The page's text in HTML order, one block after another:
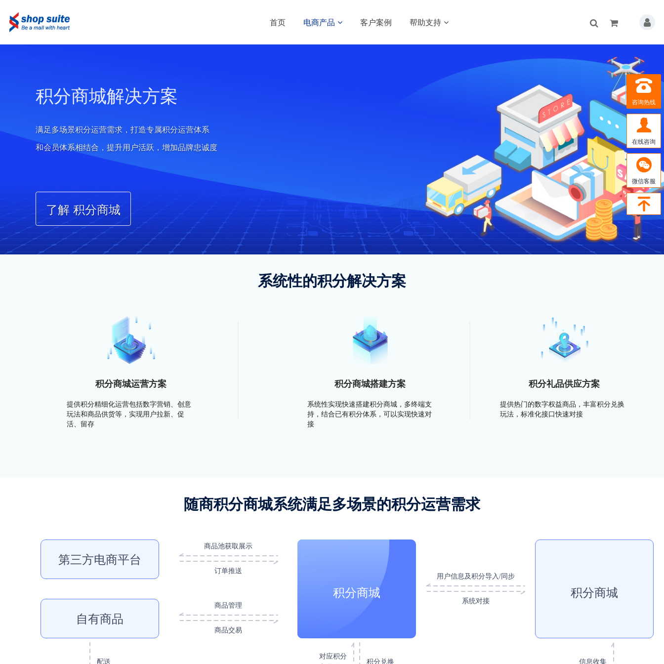
首页 电商产品 客户案例 帮助支持
咨询热线
在线咨询
微信客服
积分商城解决方案
满足多场景积分运营需求，打造专属积分运营体系
和会员体系相结合，提升用户活跃，增加品牌忠诚度
了解 积分商城
系统性的积分解决方案
积分商城运营方案
提供积分精细化运营包括数字营销、创意
玩法和商品供货等，实现用户拉新、促
活、留存
积分商城搭建方案
系统性实现快速搭建积分商城，多终端支
持，结合已有积分体系，可以实现快速对
接
积分礼品供应方案
提供热门的数字权益商品，丰富积分兑换
玩法，标准化接口快速对接
随商积分商城系统满足多场景的积分运营需求
第三方电商平台
自有商品
配送
商品池获取展示
订单推送
商品管理
商品交易
积分商城
对应积分
积分兑换
用户信息及积分导入/同步
系统对接
积分商城
信息收集